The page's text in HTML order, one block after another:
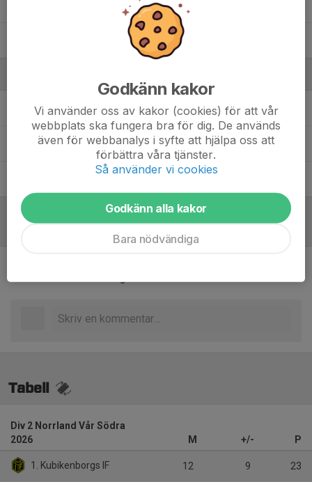
Anders SköldqvistMaterialförvaltare
Chidi OmejeAssisterande tränare
Tabell
Div 2 Norrland Vår Södra
2026
M +/- P
1. Kubikenborgs IF 12 9 23
Godkänn kakor
Vi använder oss av kakor (cookies) för att vår
webbplats ska fungera bra för dig. De används
även för webbanalys i syfte att hjälpa oss att
förbättra våra tjänster.
Så använder vi cookies
Godkänn alla kakor
Bara nödvändiga